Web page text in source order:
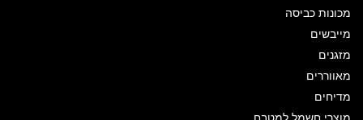
מכונות כביסה
מייבשים
מזגנים
מאווררים
מדיחים